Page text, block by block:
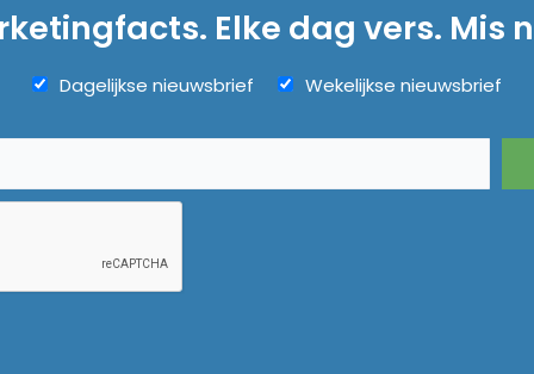
Elke dag vers. Mis
Dagelijkse nieuwsbrief Wekelijkse nieuwsbrief